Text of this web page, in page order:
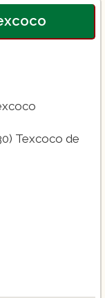
Texcoco de